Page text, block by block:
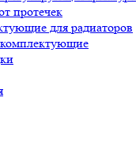
протечек
для радиаторов